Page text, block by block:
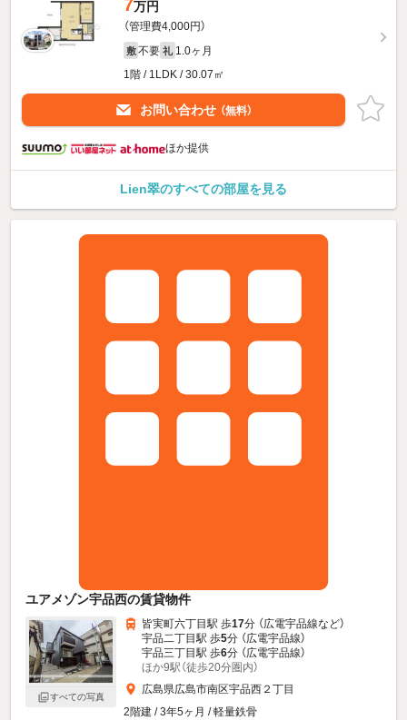
7万円
（管理費4,000円）
敷 不要 礼 1.0ヶ月
1階 / 1LDK / 30.07㎡
お問い合わせ （無料）
ほか提供
Lien翠のすべての部屋を見る
ユアメゾン宇品西の賃貸物件
すべての写真
皆実町六丁目駅 歩17分 （広電宇品線など）
宇品二丁目駅 歩5分 （広電宇品線）
宇品三丁目駅 歩6分 （広電宇品線）
ほか9駅（徒歩20分圏内）
広島県広島市南区宇品西２丁目
2階建 / 3年5ヶ月 / 軽量鉄骨